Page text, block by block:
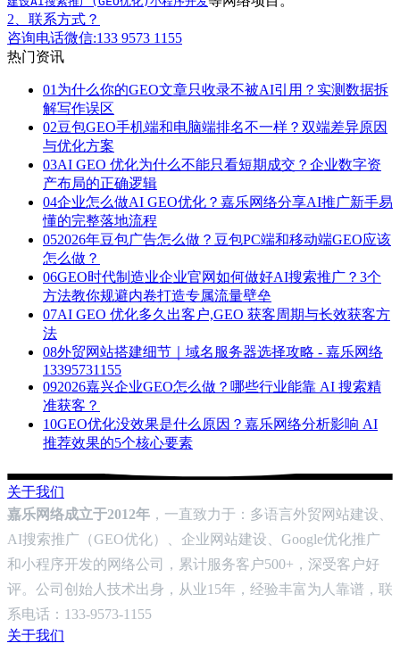
2、联系方式？
咨询电话微信:133 9573 1155
热门资讯
01 为什么你的GEO文章只收录不被AI引用？实测数据拆
解写作误区
02豆包GEO手机端和电脑端排名不一样？双端差异原因
与优化方案
03AI GEO 优化为什么不能只看短期成交？企业数字资
产布局的正确逻辑
04企业怎么做AI GEO优化？嘉乐网络分享AI推广新手易
懂的完整落地流程
052026年豆包广告怎么做？豆包PC端和移动端GEO应该
怎么做？
06GEO时代制造业企业官网如何做好AI搜索推广？3个
方法教你规避内卷打造专属流量壁垒
07AI GEO 优化多久出客户,GEO 获客周期与长效获客方
法
08外贸网站搭建细节｜域名服务器选择攻略 - 嘉乐网络
13395731155
092026嘉兴企业GEO怎么做？哪些行业能靠 AI 搜索精
准获客？
10GEO优化没效果是什么原因？嘉乐网络分析影响 AI
推荐效果的5个核心要素
关于我们
嘉乐网络成立于2012年 ，一直致力于：多语言外贸网站建设、
AI搜索推广（GEO优化）、企业网站建设、Google优化推广
和小程序开发的网络公司，累计服务客户500+，深受客户好
评。公司创始人技术出身，从业15年，经验丰富为人靠谱，联
系电话：133-9573-1155
关于我们